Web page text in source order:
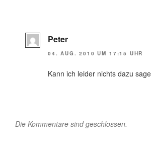
Peter
04. AUG. 2010 UM 17:15 UHR
Kann ich leider nichts dazu
Die Kommentare sind geschlossen.